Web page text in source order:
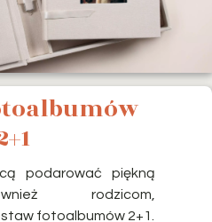
podarować piękną
rodzicom,
fotoalbumów 2+1.